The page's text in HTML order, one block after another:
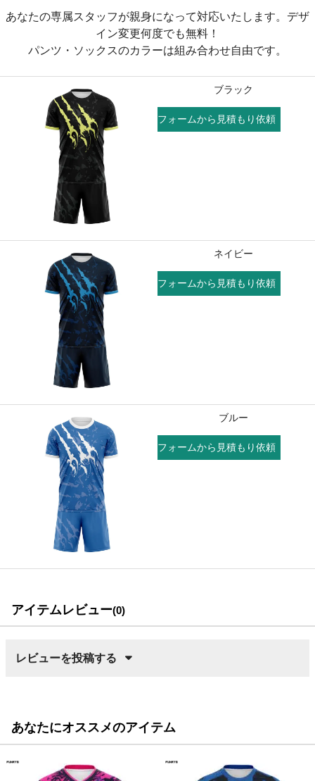
あなたの専属スタッフが親身になって対応いたします。デザ
イン変更何度でも無料！
パンツ・ソックスのカラーは組み合わせ自由です。
ブラック
フォームから見積もり依頼
ネイビー
フォームから見積もり依頼
ブルー
フォームから見積もり依頼
アイテムレビュー(0)
レビューを投稿する
あなたにオススメのアイテム